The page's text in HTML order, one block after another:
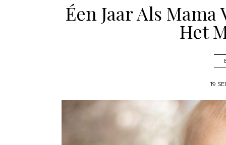
Éen Jaar Als
Het
19